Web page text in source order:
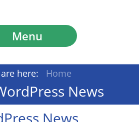
Menu
here: Home
News
News